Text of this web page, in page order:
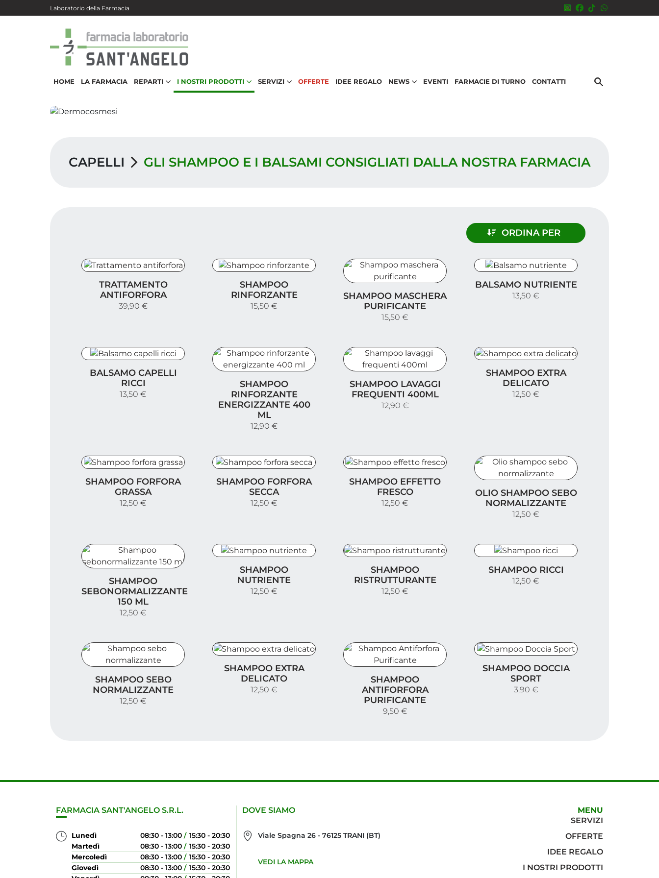
Salta al contenuto principale
Laboratorio della Farmacia
HOME LA FARMACIA REPARTI I NOSTRI PRODOTTI SERVIZI OFFERTE IDEE REGALO NEWS EVENTI FARMACIE DI TURNO CONTATTI
CAPELLI GLI SHAMPOO E I BALSAMI CONSIGLIATI DALLA NOSTRA FARMACIA
ORDINA PER
TRATTAMENTO
ANTIFORFORA
39,90 €
SHAMPOO
RINFORZANTE
15,50 €
SHAMPOO MASCHERA
PURIFICANTE
15,50 €
BALSAMO NUTRIENTE
13,50 €
BALSAMO CAPELLI
RICCI
13,50 €
SHAMPOO
RINFORZANTE
ENERGIZZANTE 400
ML
12,90 €
SHAMPOO LAVAGGI
FREQUENTI 400ML
12,90 €
SHAMPOO EXTRA
DELICATO
12,50 €
SHAMPOO FORFORA
GRASSA
12,50 €
SHAMPOO FORFORA
SECCA
12,50 €
SHAMPOO EFFETTO
FRESCO
12,50 €
OLIO SHAMPOO SEBO
NORMALIZZANTE
12,50 €
SHAMPOO
SEBONORMALIZZANTE
150 ML
12,50 €
SHAMPOO
NUTRIENTE
12,50 €
SHAMPOO
RISTRUTTURANTE
12,50 €
SHAMPOO RICCI
12,50 €
SHAMPOO SEBO
NORMALIZZANTE
12,50 €
SHAMPOO EXTRA
DELICATO
12,50 €
SHAMPOO
ANTIFORFORA
PURIFICANTE
9,50 €
SHAMPOO DOCCIA
SPORT
3,90 €
FARMACIA SANT'ANGELO S.R.L.
Lunedì 08:30 - 13:00
15:30 - 20:30
Martedì
08:30 - 13:00
15:30 - 20:30
Mercoledì
08:30 - 13:00
15:30 - 20:30
Giovedì
08:30 - 13:00
15:30 - 20:30
DOVE SIAMO
Viale Spagna 26 - 76125 TRANI (BT)
VEDI LA MAPPA
MENU
SERVIZI
OFFERTE
IDEE REGALO
I NOSTRI PRODOTTI